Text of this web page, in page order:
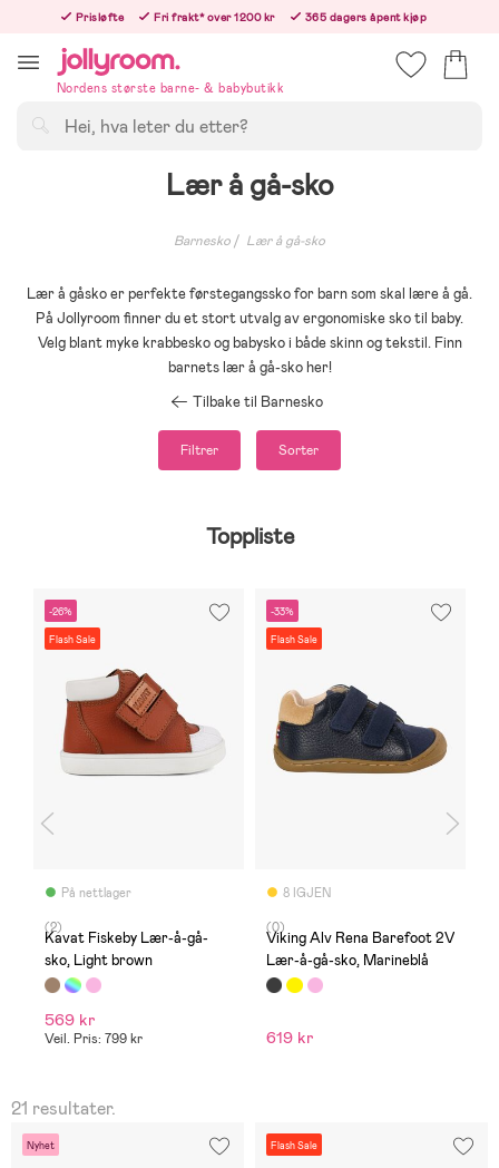
innehållet
Prisløfte Fri frakt* over 1200 kr
365 dagers åpent kjøp
Nordens største barne- & babybutikk
Lær å gå-sko
Barnesko Lær å gå-sko
Lær å gåsko er perfekte førstegangssko for barn som skal lære å gå.
På Jollyroom finner du et stort utvalg av ergonomiske sko til baby.
Velg blant myke krabbesko og babysko i både skinn og tekstil. Finn
barnets lær å gå-sko her!
Tilbake til Barnesko
Filtrer Sorter
Toppliste
-26%
Flash Sale
På nettlager
(2)
Kavat Fiskeby Lær-å-gå-
sko, Light brown
569 kr
Veil. Pris: 799 kr
-33%
Flash Sale
8 IGJEN
(0)
Viking Alv Rena Barefoot 2V
Lær-å-gå-sko, Marineblå
619 kr
21 resultater.
Nyhet Flash Sale